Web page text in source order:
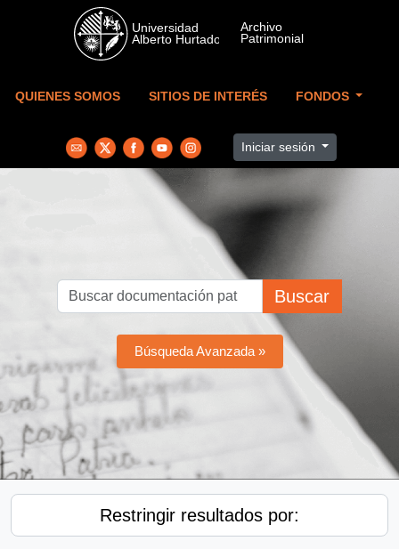
Skip to main content
QUIENES SOMOS SITIOS DE INTERÉS FONDOS
Iniciar sesión
Buscar
Búsqueda Avanzada »
Restringir resultados por: